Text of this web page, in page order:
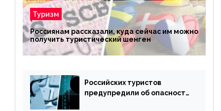
Туризм
Россиянам рассказали, куда сейчас им можно
получить туристический шенген
Российских туристов
предупредили об опасности